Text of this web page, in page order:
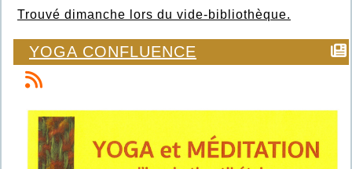
Trouvé dimanche lors du vide-bibliothèque.
YOGA CONFLUENCE